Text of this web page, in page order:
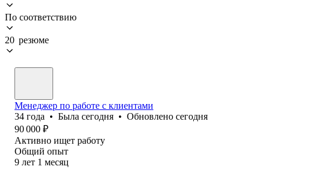
По соответствию
20 резюме
Менеджер по работе с клиентами
34 года • Была сегодня • Обновлено сегодня
90 000 ₽
Активно ищет работу
Общий опыт
9 лет 1 месяц